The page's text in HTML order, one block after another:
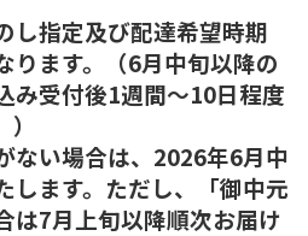
し指定及び配達希望時期
ります。（6月中旬以降の
み受付後1週間～10日程度
ない場合は、2026年6月中
します。ただし、「御中元
は7月上旬以降順次お届け